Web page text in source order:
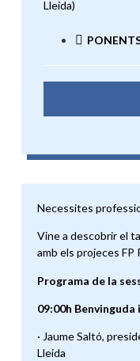
Necessites
Vine a descobrir el
amb els projeces FP
Programa de la
09:00h
· Jaume Saltó,
Lleida
Lleida)